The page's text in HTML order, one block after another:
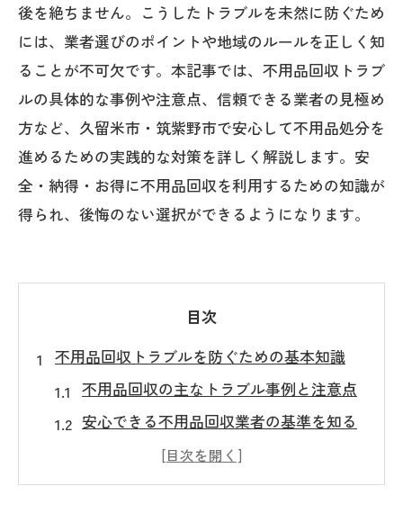
後を絶ちません。こうしたトラブルを未然に防ぐため
には、業者選びのポイントや地域のルールを正しく知
ることが不可欠です。本記事では、不用品回収トラブ
ルの具体的な事例や注意点、信頼できる業者の見極め
方など、久留米市・筑紫野市で安心して不用品処分を
進めるための実践的な対策を詳しく解説します。安
全・納得・お得に不用品回収を利用するための知識が
得られ、後悔のない選択ができるようになります。
目次
不用品回収トラブルを防ぐための基本知識
不用品回収の主なトラブル事例と注意点
安心できる不用品回収業者の基準を知る
見積もり時に確認すべき不用品回収のポ
イント